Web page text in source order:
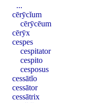
...
cērȳcĭum
cērȳcēum
cērȳx
cespes
cespitator
cespito
cesposus
cessātĭo
cessātor
cessātrix